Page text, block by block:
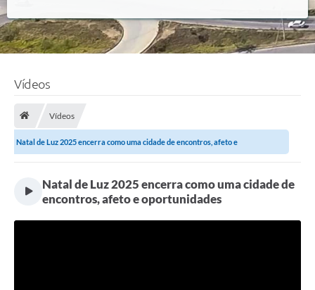
Vídeos
Vídeos
Natal de Luz 2025 encerra como uma cidade de encontros, afeto e
Natal de Luz 2025 encerra como uma cidade de
encontros, afeto e oportunidades